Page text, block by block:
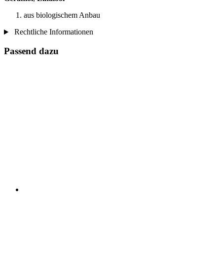
aus biologischem Anbau
Rechtliche Informationen
Passend dazu